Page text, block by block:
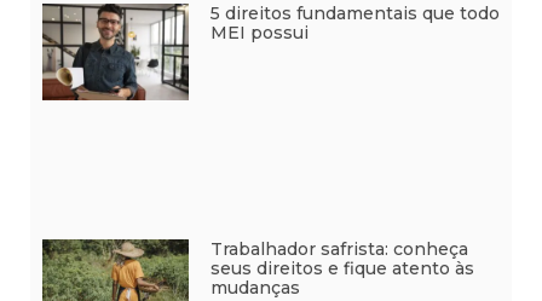
5 direitos fundamentais que todo
MEI possui
Trabalhador safrista: conheça
seus direitos e fique atento às
mudanças